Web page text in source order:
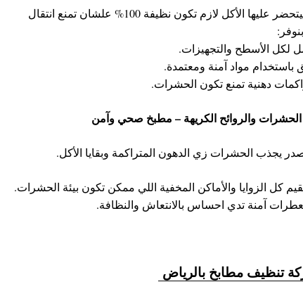
الأسطح اللي بيتحضر عليها الأكل لازم تكون نظيفة 100% علشان تمنع انتقال
لكل الأسطح والتجهيزات.
باستخدام مواد آمنة ومعتمدة.
دهنية تمنع تكون الحشرات.
يجذب الحشرات زي الدهون المتراكمة وبقايا الأكل.
كل الزوايا والأماكن المخفية اللي ممكن تكون بيئة الحشرات.
آمنة تدي احساس بالانتعاش والنظافة.
تنظيف مطابخ بالرياض